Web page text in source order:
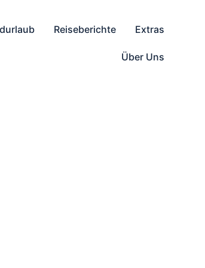
Reiseberichte Extras
Über Uns